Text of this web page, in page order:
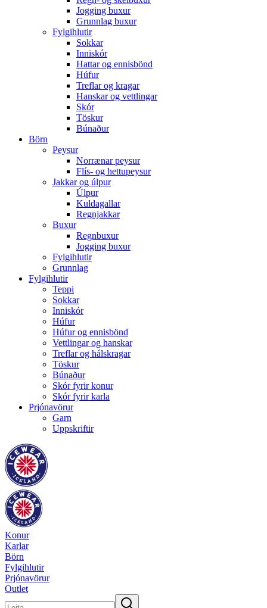
Jogging buxur
Grunnlag buxur
Fylgihlutir
Sokkar
Inniskór
Hattar og ennisbönd
Húfur
Treflar og kragar
Hanskar og vettlingar
Skór
Töskur
Búnaður
Börn
Peysur
Norrænar peysur
Flís- og hettupeysur
Jakkar og úlpur
Úlpur
Kuldagallar
Regnjakkar
Buxur
Regnbuxur
Jogging buxur
Fylgihlutir
Grunnlag
Fylgihlutir
Teppi
Sokkar
Inniskór
Húfur
Húfur og ennisbönd
Vettlingar og hanskar
Treflar og hálskragar
Töskur
Búnaður
Skór fyrir konur
Skór fyrir karla
Prjónavörur
Garn
Uppskriftir
Konur
Karlar
Börn
Fylgihlutir
Prjónavörur
Outlet